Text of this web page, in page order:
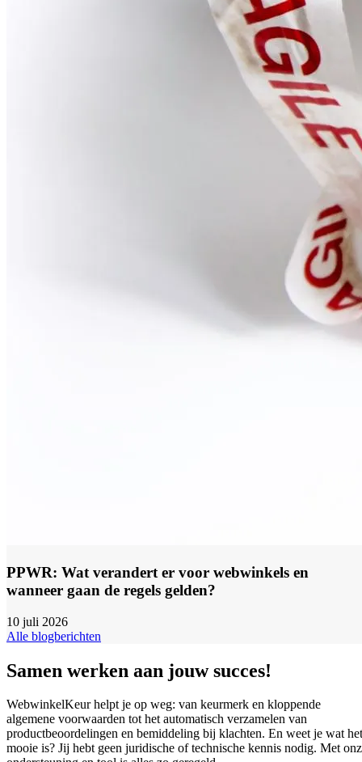
PPWR: Wat verandert er voor webwinkels en
wanneer gaan de regels gelden?
10 juli 2026
Alle blogberichten
Samen werken aan jouw succes!
WebwinkelKeur helpt je op weg: van keurmerk en kloppende
algemene voorwaarden tot het automatisch verzamelen van
productbeoordelingen en bemiddeling bij klachten. En weet je wat het
mooie is? Jij hebt geen juridische of technische kennis nodig. Met